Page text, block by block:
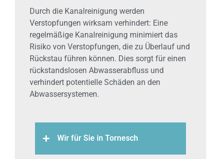
Durch die Kanalreinigung werden
Verstopfungen wirksam verhindert: Eine
regelmäßige Kanalreinigung minimiert das
Risiko von Verstopfungen, die zu Überlauf und
Rückstau führen können. Dies sorgt für einen
rückstandslosen Abwasserabfluss und
verhindert potentielle Schäden an den
Abwassersystemen.
Wir für Sie in Tornesch